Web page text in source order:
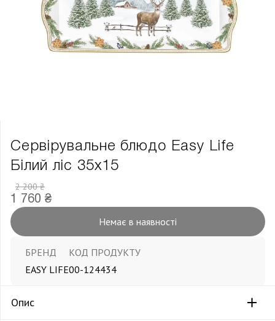
Сервірувальне блюдо Easy Life
Білий ліс 35х15
2 200 ₴
1 760 ₴
Немає в наявності
БРЕНД
EASY LIFE
КОД ПРОДУКТУ
00-124434
Опис